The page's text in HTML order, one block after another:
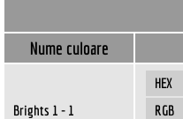
Nume culoare
Brights 1 - 1
HEX
RGB